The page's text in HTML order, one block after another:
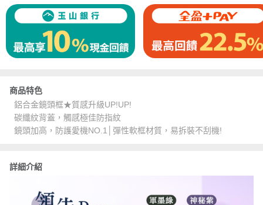
商品特色
鋁合金鏡頭框★質感升級UP!UP!
碳纖紋背蓋，觸感極佳防指紋
鏡頭加高，防護愛機NO.1│彈性軟框材質，易拆裝不刮機!
詳細介紹